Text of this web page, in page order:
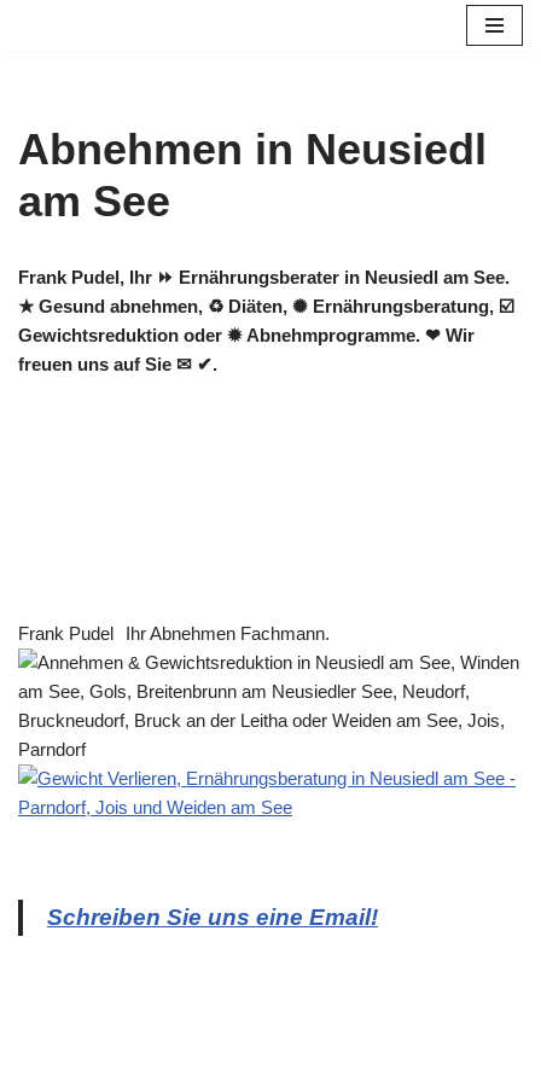
Abnehmen in Neusiedl
am See
Frank Pudel, Ihr ⏩ Ernährungsberater in Neusiedl am See.
★ Gesund abnehmen, ♻ Diäten, ✺ Ernährungsberatung, ☑️
Gewichtsreduktion oder ✹ Abnehmprogramme. ❤ Wir
freuen uns auf Sie ✉ ✔.
Frank Pudel Ihr Abnehmen Fachmann.
Schreiben Sie uns eine Email!